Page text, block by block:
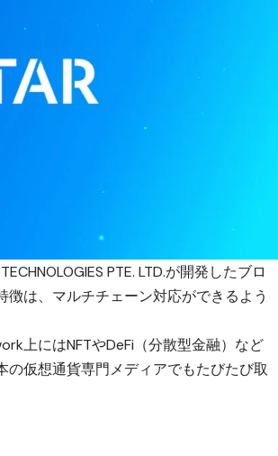
PTE. LTD.が開発したブロ
は、マルチチェーン対応ができるよう
上にはNFTやDeFi（分散型金融）など
仮想通貨専門メディアでもたびたび取